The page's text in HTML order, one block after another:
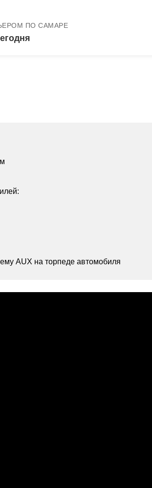
ПО САМАРЕ
AUX на торпеде автомобиля